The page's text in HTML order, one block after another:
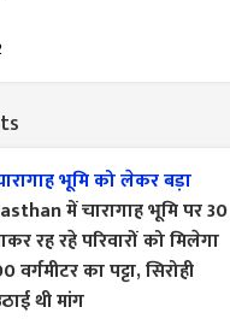
भूमि को लेकर बड़ा
में चारागाह भूमि पर 30
रह रहे परिवारों को मिलेगा
का पट्टा, सिरोही
थी मांग